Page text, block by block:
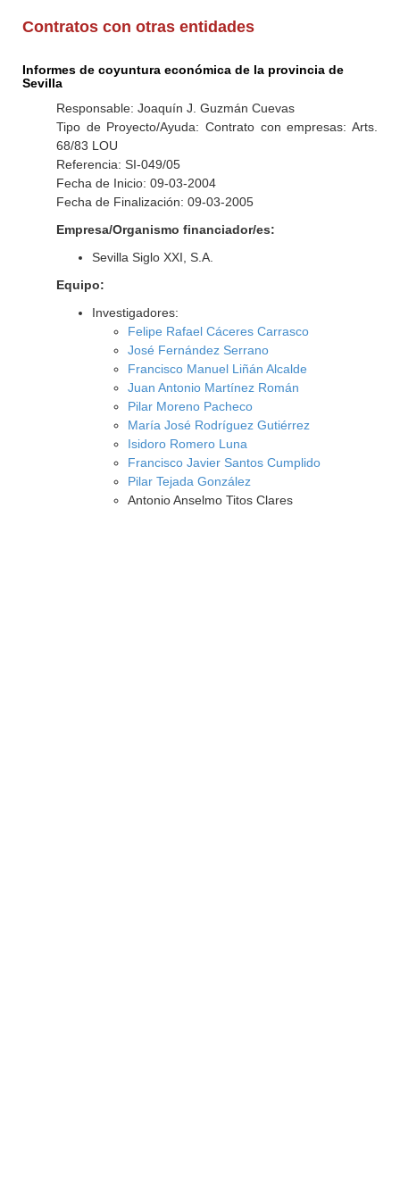
Contratos con otras entidades
Informes de coyuntura económica de la provincia de
Sevilla
Responsable: Joaquín J. Guzmán Cuevas
Tipo de Proyecto/Ayuda: Contrato con empresas: Arts.
68/83 LOU
Referencia: SI-049/05
Fecha de Inicio: 09-03-2004
Fecha de Finalización: 09-03-2005
Empresa/Organismo financiador/es:
Sevilla Siglo XXI, S.A.
Equipo:
Investigadores:
Felipe Rafael Cáceres Carrasco
José Fernández Serrano
Francisco Manuel Liñán Alcalde
Juan Antonio Martínez Román
Pilar Moreno Pacheco
María José Rodríguez Gutiérrez
Isidoro Romero Luna
Francisco Javier Santos Cumplido
Pilar Tejada González
Antonio Anselmo Titos Clares